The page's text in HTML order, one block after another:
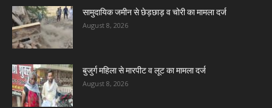
सामुदायिक जमीन से छेड़छाड़ व चोरी का मामला दर्ज
August 8, 2026
बुजुर्ग महिला से मारपीट व लूट का मामला दर्ज
August 8, 2026